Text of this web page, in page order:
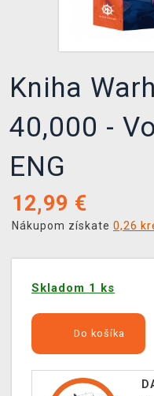
Kniha
40,000 -
ENG
12,99 €
Nákupom získate 0,26
Skladom 1 ks
Do košíka